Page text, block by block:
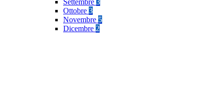
Settembre 3
Ottobre 3
Novembre 5
Dicembre 2